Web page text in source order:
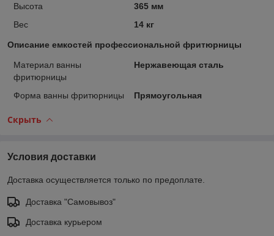
Высота
365 мм
Вес
14 кг
Описание емкостей профессиональной фритюрницы
Материал ванны
фритюрницы
Нержавеющая сталь
Форма ванны фритюрницы Прямоугольная
Скрыть
Условия доставки
Доставка осуществляется только по предоплате.
Доставка "Самовывоз"
Доставка курьером